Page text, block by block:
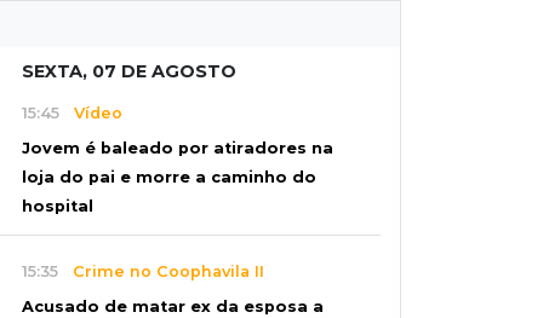
SEXTA, 07 DE AGOSTO
15:45 Vídeo
Jovem é baleado por atiradores na
loja do pai e morre a caminho do
hospital
15:35 Crime no Coophavila II
Acusado de matar ex da esposa a